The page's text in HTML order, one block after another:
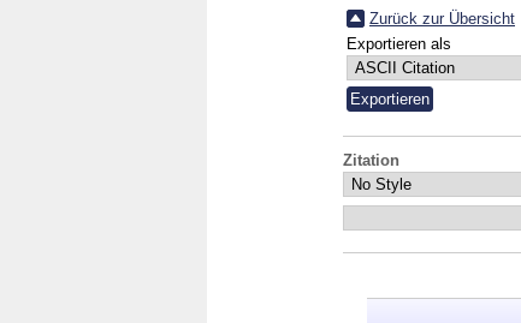
Zurück zur Übersicht
Exportieren als
Zitation